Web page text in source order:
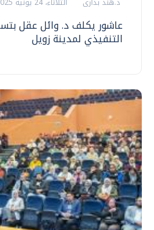
د.هند بدارى الثلاثاء، 24 يونيه 2025 01:07 م
عاشور يكلف د. وائل عقل
التنفيذي لمدينة زويل